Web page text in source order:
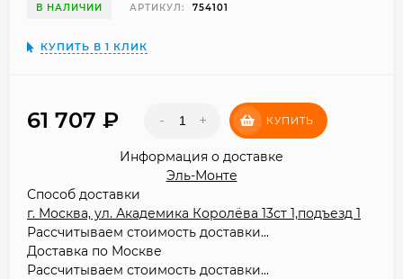
В НАЛИЧИИ АРТИКУЛ: 754101
КУПИТЬ В 1 КЛИК
61 707 - + КУПИТЬ
Информация о доставке
Эль-Монте
Способ доставки
г. Москва, ул. Академика Королёва 13ст 1,подъезд 1
Рассчитываем стоимость доставки...
Доставка по Москве
Рассчитываем стоимость доставки...